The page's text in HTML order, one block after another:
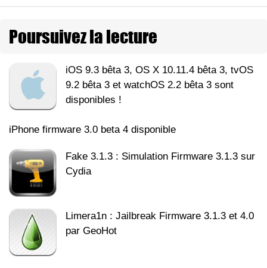
Poursuivez la lecture
iOS 9.3 bêta 3, OS X 10.11.4 bêta 3, tvOS
9.2 bêta 3 et watchOS 2.2 bêta 3 sont
disponibles !
iPhone firmware 3.0 beta 4 disponible
Fake 3.1.3 : Simulation Firmware 3.1.3 sur
Cydia
Limera1n : Jailbreak Firmware 3.1.3 et 4.0
par GeoHot